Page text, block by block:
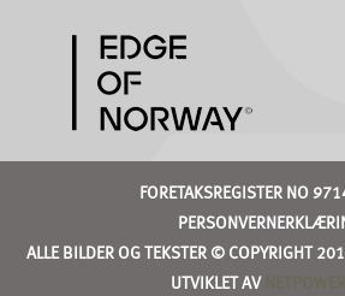
FORETAKSREGISTER NO
ALLE BILDER OG TEKSTER © COPYRIGHT
UTVIKLET AV